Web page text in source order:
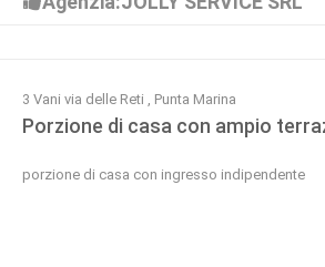
3 Vani via delle Reti , Punta Marina
Porzione di casa con ampio
porzione di casa con ingresso indipendente